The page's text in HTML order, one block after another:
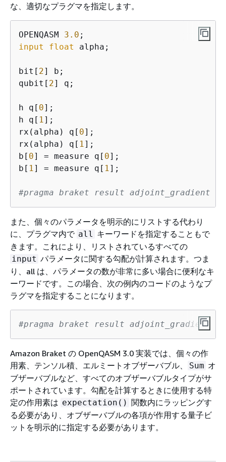
な、適切なプラグマを指定します。
OPENQASM 3.0
input
float alpha;
bit[ 2] b;
qubit[ 2] q;
h q[ 0];
h q[ 1];
rx(alpha) q[ 0];
rx(alpha) q[ 1];
b[ 0] = measure q[ 0];
b[ 1] = measure q[ 1];
#pragma braket result adjoint_gradient
また、個々のパラメータを明示的にリストする代わり
に、プラグマ内で all キーワードを指定することもで
きます。これにより、リストされているすべての
input パラメータに関する勾配が計算されます。つま
り、all は、パラメータの数が非常に多い場合に便利なキ
ーワードです。この場合、次の例内のコードのようなプ
ラグマを指定することになります。
#pragma braket result adjoint_gradient
Amazon Braket の OpenQASM 3.0 実装では、個々の作
用素、テンソル積、エルミートオブザーバブル、
Sum オ
ブザーバブルなど、すべてのオブザーバブルタイプがサ
ポートされています。勾配を計算するときに使用する特
定の作用素は expectation() 関数内にラッピングす
る必要があり、オブザーバブルの各項が作用する量子ビ
ットを明示的に指定する必要があります。